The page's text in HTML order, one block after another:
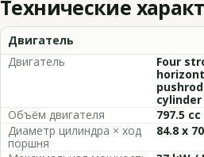
Технические
Двигатель
Двигатель
Four
cylinder
Объём двигателя
797.5
Диаметр цилиндра × ход
поршня
84.8 x